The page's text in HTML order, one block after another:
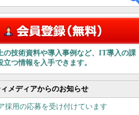
の技術資料や導入事例など、IT導入の課
立つ情報を入手できます。
メディアからのお知らせ
採用の応募を受け付けています